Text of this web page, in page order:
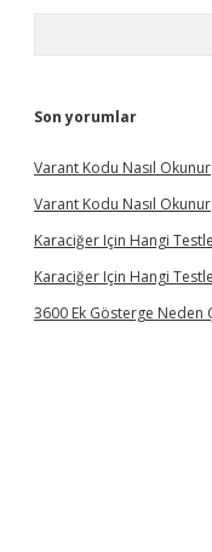
Son yorumlar
Varant Kodu Nasıl Okunur
Varant Kodu Nasıl Okunur
Karaciğer Için Hangi
Karaciğer Için Hangi
3600 Ek Gösterge Neden